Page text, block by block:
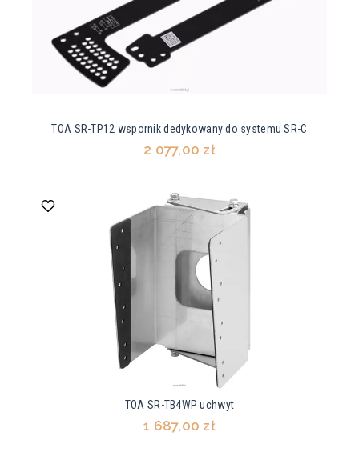
TOA SR-TP12 wspornik dedykowany do systemu SR-C
2 077,00 zł
TOA SR-TB4WP uchwyt
1 687,00 zł